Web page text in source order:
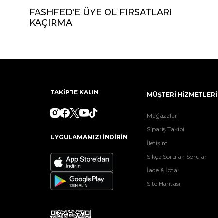
FASHFED'E ÜYE OL FIRSATLARI
KAÇIRMA!
TAKİPTE KALIN
UYGULAMAMIZI İNDİRİN
MÜŞTERİ HİZMETLERİ
Mağazalar
Sipariş Takibi
İletişim
Sıkça Sorulan Sorular
İade & İptal
Site Haritası